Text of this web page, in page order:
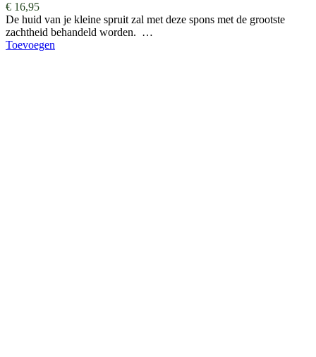
€ 16,95
De huid van je kleine spruit zal met deze spons met de grootste
zachtheid behandeld worden. …
Toevoegen